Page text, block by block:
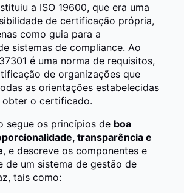
a ISO 19600, que era uma
de certificação própria,
como guia para a
sistemas de compliance. Ao
é uma norma de requisitos,
de organizações que
as orientações estabelecidas
obter o certificado.
segue os princípios de boa
transparência e
, e descreve os componentes e
de um sistema de gestão de
tais como: